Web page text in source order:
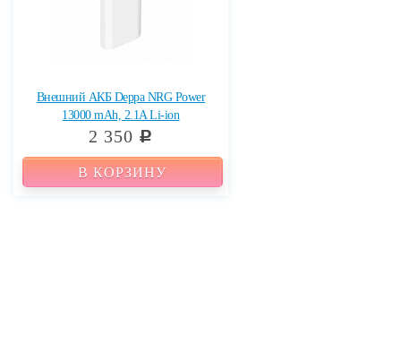
Внешний АКБ Deppa NRG Power
13000 mAh, 2.1A Li-ion
2 350 c
В КОРЗИНУ